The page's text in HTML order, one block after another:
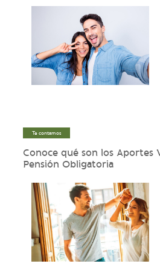
Te contamos
Conoce qué son los Aportes
Pensión Obligatoria